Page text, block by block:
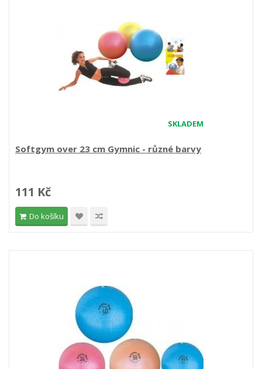
SKLADEM
Softgym over 23 cm Gymnic - různé barvy
111 Kč
Do košíku